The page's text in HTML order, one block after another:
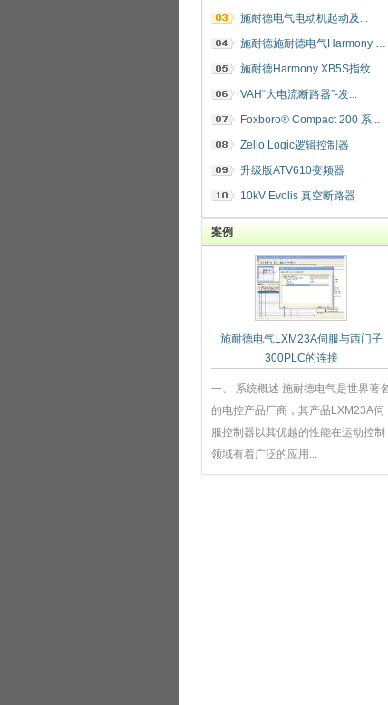
施耐德电气电动机起动及...
施耐德施耐德电气Harmony 指纹开关
施耐德Harmony XB5S指纹识别开关
VAH“大电流断路器”-发...
Foxboro® Compact 200 系...
Zelio Logic逻辑控制器
升级版ATV610变频器
10kV Evolis 真空断路器
案例
施耐德电气LXM23A伺服与西门子
300PLC的连接
一、 系统概述 施耐德电气是世界著名
的电控产品厂商，其产品LXM23A伺
服控制器以其优越的性能在运动控制
领域有着广泛的应用...